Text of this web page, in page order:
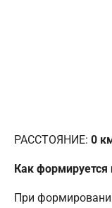
РАССТОЯНИЕ: 0
Как формируется
При